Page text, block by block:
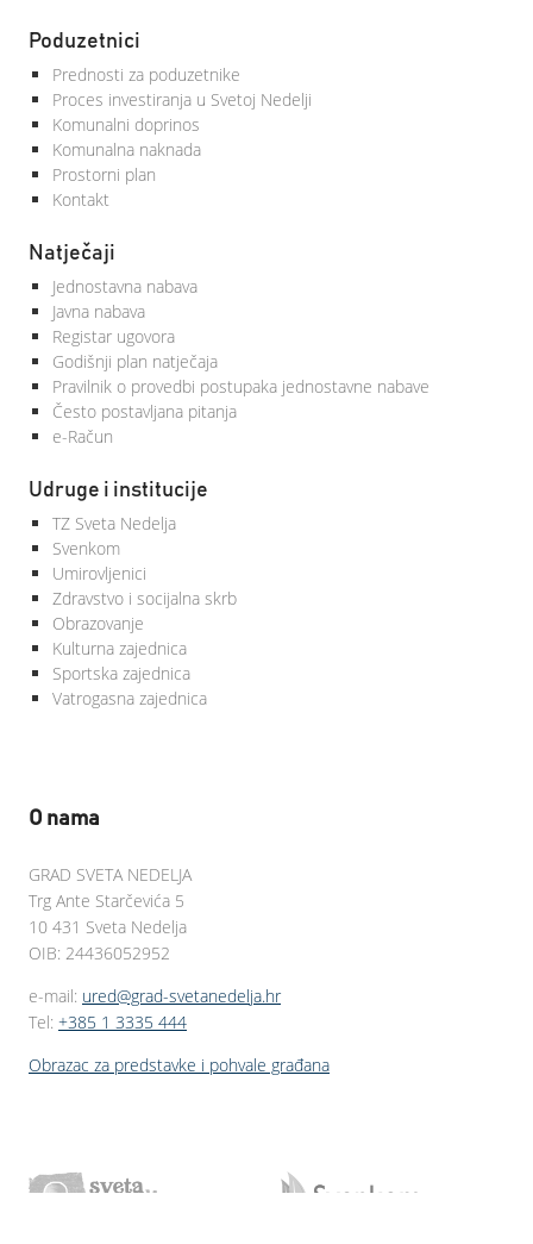
Poduzetnici
Prednosti za poduzetnike
Proces investiranja u Svetoj Nedelji
Komunalni doprinos
Komunalna naknada
Prostorni plan
Kontakt
Natječaji
Jednostavna nabava
Javna nabava
Registar ugovora
Godišnji plan natječaja
Pravilnik o provedbi postupaka jednostavne nabave
Često postavljana pitanja
e-Račun
Udruge i institucije
TZ Sveta Nedelja
Svenkom
Umirovljenici
Zdravstvo i socijalna skrb
Obrazovanje
Kulturna zajednica
Sportska zajednica
Vatrogasna zajednica
O nama
GRAD SVETA NEDELJA
Trg Ante Starčevića 5
10 431 Sveta Nedelja
OIB: 24436052952
e-mail: ured@grad-svetanedelja.hr
Tel: +385 1 3335 444
Obrazac za predstavke i pohvale građana